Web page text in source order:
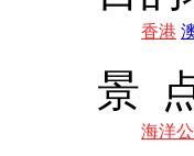
香港
景
海洋